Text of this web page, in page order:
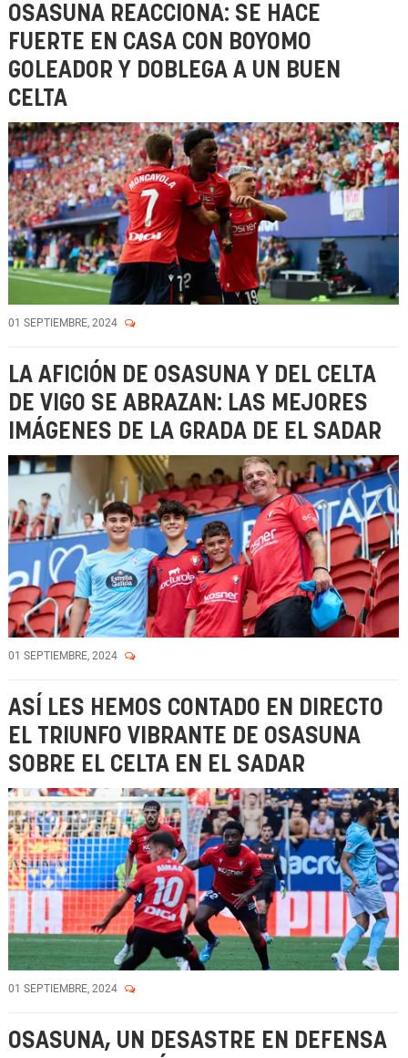
OSASUNA REACCIONA: SE HACE
FUERTE EN CASA CON BOYOMO
GOLEADOR Y DOBLEGA A UN BUEN
CELTA
01 SEPTIEMBRE, 2024
LA AFICIÓN DE OSASUNA Y DEL CELTA
DE VIGO SE ABRAZAN: LAS MEJORES
IMÁGENES DE LA GRADA DE EL SADAR
01 SEPTIEMBRE, 2024
ASÍ LES HEMOS CONTADO EN DIRECTO
EL TRIUNFO VIBRANTE DE OSASUNA
SOBRE EL CELTA EN EL SADAR
01 SEPTIEMBRE, 2024
OSASUNA, UN DESASTRE EN DEFENSA